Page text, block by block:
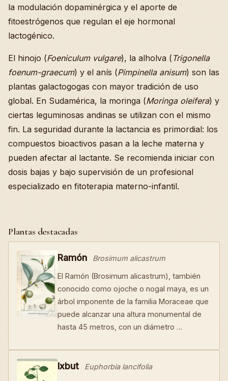
la modulación dopaminérgica y el aporte de
fitoestrógenos que regulan el eje hormonal
lactogénico.
El hinojo (Foeniculum vulgare), la alholva ( Trigonella
foenum-graecum) y el anís (Pimpinella anisum) son las
plantas galactogogas con mayor tradición de uso
global. En Sudamérica, la moringa (Moringa oleifera) y
ciertas leguminosas andinas se utilizan con el mismo
fin. La seguridad durante la lactancia es primordial: los
compuestos bioactivos pasan a la leche materna y
pueden afectar al lactante. Se recomienda iniciar con
dosis bajas y bajo supervisión de un profesional
especializado en fitoterapia materno-infantil.
Plantas destacadas
Ramón Brosimum alicastrum
El Ramón (Brosimum alicastrum), también
conocido como ojoche o nogal maya, es un
árbol imponente de la familia Moraceae que
puede alcanzar una altura monumental de
hasta 45 metros, con un diámetro …
Ixbut Euphorbia lancifolia